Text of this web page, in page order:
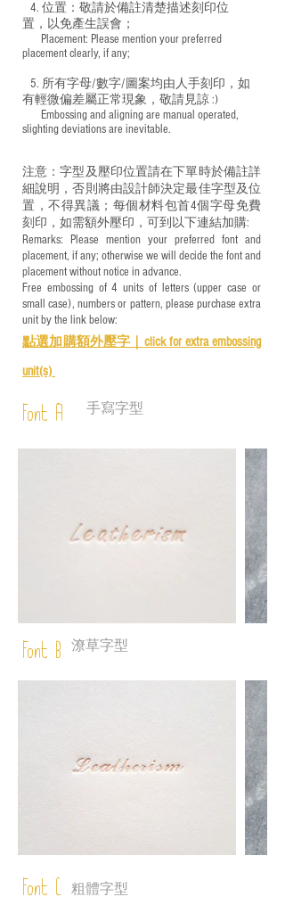
4. 位置：敬請於備註清楚描述刻印位
置，以免產生誤會；
​ Placement: Please mention your preferred
placement clearly, if any;
5. 所有字母/數字/圖案均由人手刻印，如
有輕微偏差屬正常現象，敬請見諒 :)
​ Embossing and aligning are manual operated,
slighting deviations are inevitable.
注意：字型及壓印位置請在下單時於備註詳
細說明，否則將由設計師決定最佳字型及位
置，不得異議；每個材料包首4個字母免費
刻印，如需額外壓印，可到以下連結加購:
Remarks: Please mention your preferred font and
placement, if any; otherwise we will decide the font and
placement without notice in advance.
Free embossing of 4 units of letters (upper case or
small case), numbers or pattern, please purchase extra
unit by the link below:
點選加購額外壓字｜ click for extra embossing
unit(s)
Font A 手寫字型
Font B 潦草字型
粗體字型